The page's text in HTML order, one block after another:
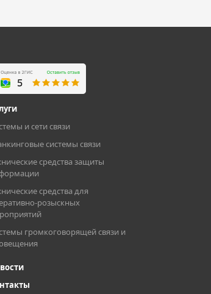
и сети связи
системы связи
средства защиты
средства для
розыскных
громкоговорящей связи и